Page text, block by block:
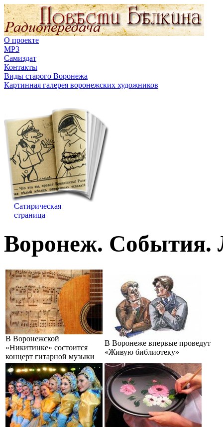
О проекте
MP3
Самиздат
Контакты
Виды старого Воронежа
Картинная галерея воронежских художников
Сатирическая
страница
Воронеж. События.
В Воронежской
«Никитинке» состоится
концерт гитарной музыки
В Воронеже впервые проведут
«Живую библиотеку»